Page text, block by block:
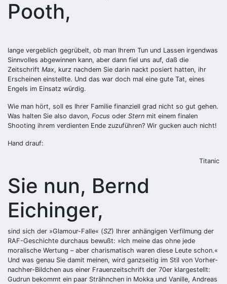
Pooth,
lange vergeblich gegrübelt, ob man Ihrem Tun und Lassen irgendwas
Sinnvolles abgewinnen kann, aber dann fiel uns auf, daß die
Zeitschrift Max, kurz nachdem Sie darin nackt posiert hatten, ihr
Erscheinen einstellte. Und das war doch mal eine gute Tat, eines
Engels im Einsatz würdig.
Wie man hört, soll es Ihrer Familie finanziell grad nicht so gut gehen.
Was halten Sie also davon, Focus oder Stern mit einem finalen
Shooting ihrem verdienten Ende zuzuführen? Wir gucken auch nicht!
Hand drauf:
Titanic
Sie nun, Bernd
Eichinger,
sind sich der »Glamour-Falle« (SZ) Ihrer anhängigen Verfilmung der
RAF-Geschichte durchaus bewußt: »Ich meine das ohne jede
moralische Wertung – aber charismatisch waren diese Leute schon.«
Und was genau Sie damit meinen, wird ganzseitig im Stil von Vorher-
nachher-Bildchen aus einer Frauenzeitschrift der 70er klargestellt:
Gudrun bekommt ein paar Strähnchen in Mokka und Vanille, Andreas